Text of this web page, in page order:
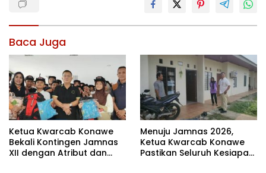
Baca Juga
Ketua Kwarcab Konawe
Bekali Kontingen Jamnas
XII dengan Atribut dan
Menuju Jamnas 2026,
Ketua Kwarcab Konawe
Pastikan Seluruh Kesiapan